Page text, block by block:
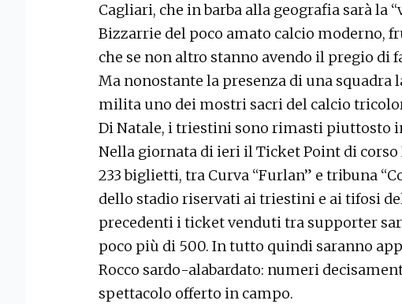
Cagliari, che in barba alla geografia sarà la
Bizzarrie del poco amato calcio moderno,
che se non altro stanno avendo il pregio di
Ma nonostante la presenza di una squadra
milita uno dei mostri sacri del calcio
Di Natale, i triestini sono rimasti piuttosto
Nella giornata di ieri il Ticket Point di corso
233 biglietti, tra Curva “Furlan” e tribuna
dello stadio riservati ai triestini e ai tifosi
precedenti i ticket venduti tra supporter
poco più di 500. In tutto quindi saranno
Rocco sardo-alabardato: numeri
spettacolo offerto in campo.